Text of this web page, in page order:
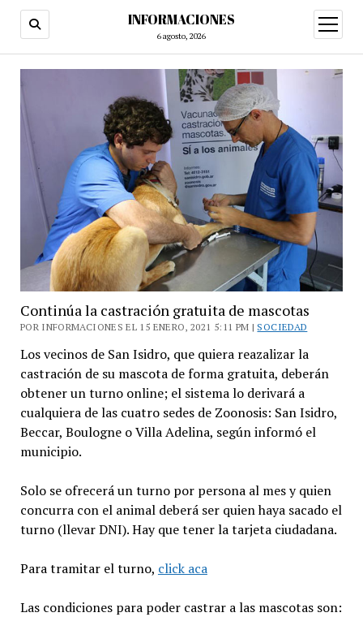
INFORMACIONES
6 agosto, 2026
abrir
menú
Continúa la castración gratuita de mascotas
POR INFORMACIONES EL 15 ENERO, 2021 5:11 PM | SOCIEDAD
Los vecinos de San Isidro, que quiera reazalizar la
castración de su mascota de forma gratuita, deberán
obtener un turno online; el sistema lo derivará a
cualquiera de las cuatro sedes de Zoonosis: San Isidro,
Beccar, Boulogne o Villa Adelina, según informó el
municipio.
Solo se ofrecerá un turno por persona al mes y quien
concurra con el animal deberá ser quien haya sacado el
turno (llevar DNI). Hay que tener la tarjeta ciudadana.
Para tramitar el turno, click aca
Las condiciones para poder castrar a las mascotas son: